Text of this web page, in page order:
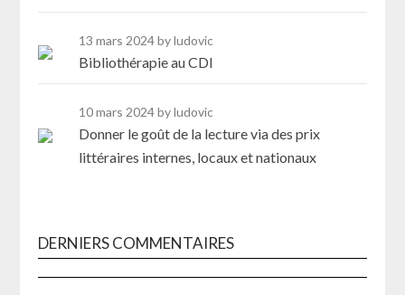
13 mars 2024by ludovic
Bibliothérapie au CDI
10 mars 2024by ludovic
Donner le goût de la lecture via des prix
littéraires internes, locaux et nationaux
DERNIERS COMMENTAIRES